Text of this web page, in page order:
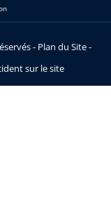
- Plan du Site-
sur le site